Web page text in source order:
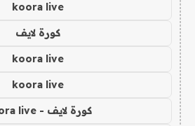
koora live
كورة لايف
koora live
koora live
كورة لايف - koora live